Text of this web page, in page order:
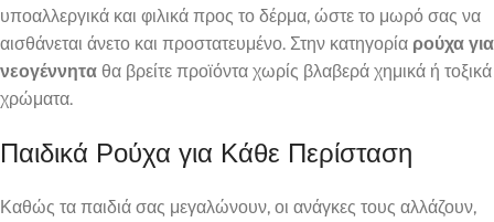
υποαλλεργικά και φιλικά προς το δέρμα, ώστε το μωρό σας να
αισθάνεται άνετο και προστατευμένο. Στην κατηγορία ρούχα για
νεογέννητα θα βρείτε προϊόντα χωρίς βλαβερά χημικά ή τοξικά
χρώματα.
Παιδικά Ρούχα για Κάθε Περίσταση
Καθώς τα παιδιά σας μεγαλώνουν, οι ανάγκες τους αλλάζουν,